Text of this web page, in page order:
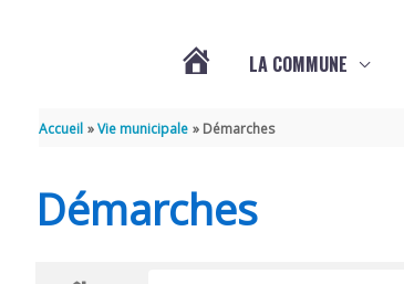
LA COMMUNE
Accueil Vie municipale Démarches
Démarches